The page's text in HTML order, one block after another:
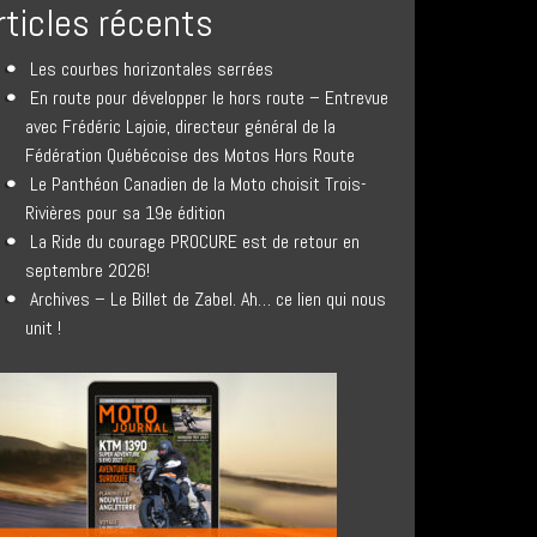
récents
Les courbes horizontales serrées
En route pour développer le hors route – Entrevue
avec Frédéric Lajoie, directeur général de la
Fédération Québécoise des Motos Hors Route
Le Panthéon Canadien de la Moto choisit Trois-
Rivières pour sa 19e édition
La Ride du courage PROCURE est de retour en
septembre 2026!
Archives – Le Billet de Zabel. Ah… ce lien qui nous
unit !